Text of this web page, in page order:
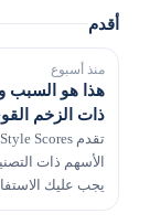
أقدم
منذ أسبوع
ذات الزخم
الأسهم ذات
يجب عليك